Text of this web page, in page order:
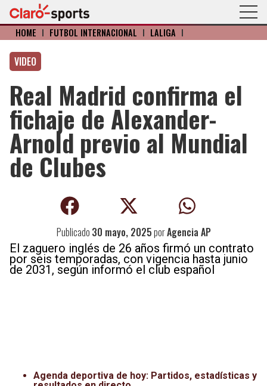
HOME I FÚTBOL INTERNACIONAL I LALIGA I
VIDEO
Real Madrid confirma el
fichaje de Alexander-
Arnold previo al Mundial
de Clubes
Publicado 30 mayo, 2025porAgencia AP
El zaguero inglés de 26 años firmó un contrato
por seis temporadas, con vigencia hasta junio
de 2031, según informó el club español
Agenda deportiva de hoy: Partidos, estadísticas y